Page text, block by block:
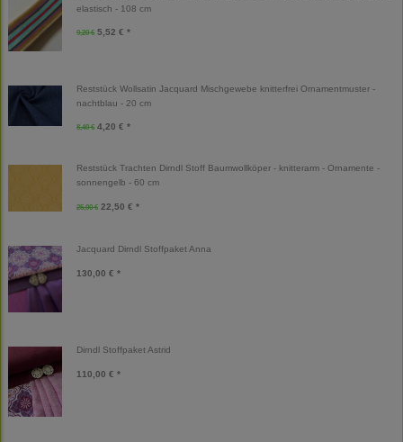
elastisch - 108 cm
9,20 € 5,52 € *
Reststück Wollsatin Jacquard Mischgewebe knitterfrei Ornamentmuster -
nachtblau - 20 cm
8,40 € 4,20 € *
Reststück Trachten Dirndl Stoff Baumwollköper - knitterarm - Ornamente -
sonnengelb - 60 cm
25,00 € 22,50 € *
Jacquard Dirndl Stoffpaket Anna
130,00 € *
Dirndl Stoffpaket Astrid
110,00 € *